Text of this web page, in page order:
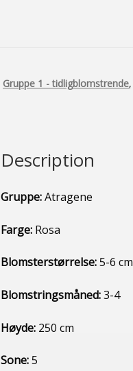
Gruppe 1 - tidligblomstrende,
Description
Gruppe:Atragene
Farge: Rosa
Blomsterstørrelse:5-6 cm
Blomstringsmåned:3-4
Høyde: 250 cm
Sone:5